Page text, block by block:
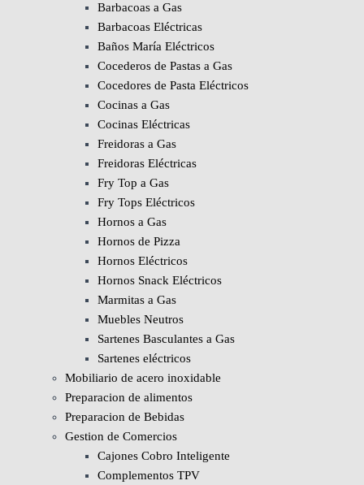
Barbacoas a Gas
Barbacoas Eléctricas
Baños María Eléctricos
Cocederos de Pastas a Gas
Cocedores de Pasta Eléctricos
Cocinas a Gas
Cocinas Eléctricas
Freidoras a Gas
Freidoras Eléctricas
Fry Top a Gas
Fry Tops Eléctricos
Hornos a Gas
Hornos de Pizza
Hornos Eléctricos
Hornos Snack Eléctricos
Marmitas a Gas
Muebles Neutros
Sartenes Basculantes a Gas
Sartenes eléctricos
Mobiliario de acero inoxidable
Preparacion de alimentos
Preparacion de Bebidas
Gestion de Comercios
Cajones Cobro Inteligente
Complementos TPV